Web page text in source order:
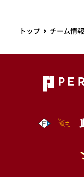
トップ チーム情報